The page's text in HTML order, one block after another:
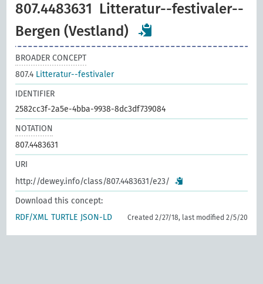
807.4483631 Litteratur--festivaler--
Bergen (Vestland)
BROADER CONCEPT
807.4 Litteratur--festivaler
IDENTIFIER
2582cc3f-2a5e-4bba-9938-8dc3df739084
NOTATION
807.4483631
URI
http://dewey.info/class/807.4483631/e23/
Download this concept:
RDF/XML TURTLE JSON-LD Created 2/27/18, last modified 2/5/20